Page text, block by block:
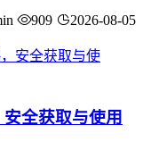
909 2026-08-05
全获取与使用